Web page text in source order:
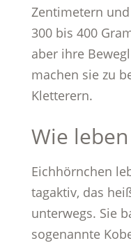
Zentimetern
300 bis 400
aber ihre
machen sie zu
Kletterern.
Wie
Eichhörnchen
tagaktiv, das
unterwegs. Sie
sogenannte